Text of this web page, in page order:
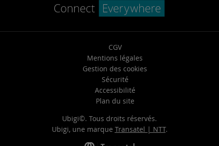
CGV
Mentions légales
Gestion des cookies
Sécurité
Accessibilité
Plan du site
Ubigi©. Tous droits réservés.
Ubigi, une marque Transatel | NTT.